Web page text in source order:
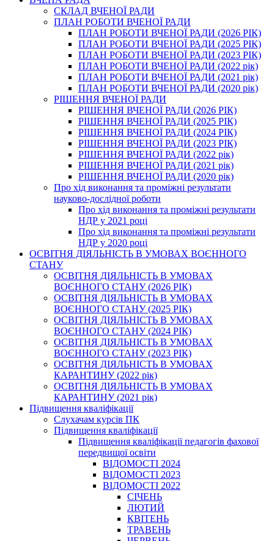
СКЛАД ВЧЕНОЇ РАДИ
ПЛАН РОБОТИ ВЧЕНОЇ РАДИ
ПЛАН РОБОТИ ВЧЕНОЇ РАДИ (2026 РІК)
ПЛАН РОБОТИ ВЧЕНОЇ РАДИ (2025 РІК)
ПЛАН РОБОТИ ВЧЕНОЇ РАДИ (2023 РІК)
ПЛАН РОБОТИ ВЧЕНОЇ РАДИ (2022 рік)
ПЛАН РОБОТИ ВЧЕНОЇ РАДИ (2021 рік)
ПЛАН РОБОТИ ВЧЕНОЇ РАДИ (2020 рік)
РІШЕННЯ ВЧЕНОЇ РАДИ
РІШЕННЯ ВЧЕНОЇ РАДИ (2026 РІК)
РІШЕННЯ ВЧЕНОЇ РАДИ (2025 РІК)
РІШЕННЯ ВЧЕНОЇ РАДИ (2024 РІК)
РІШЕННЯ ВЧЕНОЇ РАДИ (2023 РІК)
РІШЕННЯ ВЧЕНОЇ РАДИ (2022 рік)
РІШЕННЯ ВЧЕНОЇ РАДИ (2021 рік)
РІШЕННЯ ВЧЕНОЇ РАДИ (2020 рік)
Про хід виконання та проміжні результати
науково-дослідної роботи
Про хід виконання та проміжні результати
НДР у 2021 році
Про хід виконання та проміжні результати
НДР у 2020 році
ОСВІТНЯ ДІЯЛЬНІСТЬ В УМОВАХ ВОЄННОГО
СТАНУ
ОСВІТНЯ ДІЯЛЬНІСТЬ В УМОВАХ
ВОЄННОГО СТАНУ (2026 РІК)
ОСВІТНЯ ДІЯЛЬНІСТЬ В УМОВАХ
ВОЄННОГО СТАНУ (2025 РІК)
ОСВІТНЯ ДІЯЛЬНІСТЬ В УМОВАХ
ВОЄННОГО СТАНУ (2024 РІК)
ОСВІТНЯ ДІЯЛЬНІСТЬ В УМОВАХ
ВОЄННОГО СТАНУ (2023 РІК)
ОСВІТНЯ ДІЯЛЬНІСТЬ В УМОВАХ
КАРАНТИНУ (2022 рік)
ОСВІТНЯ ДІЯЛЬНІСТЬ В УМОВАХ
КАРАНТИНУ (2021 рік)
Підвищення кваліфікації
Слухачам курсів ПК
Підвищення кваліфікації
Підвищення кваліфікації педагогів фахової
передвищої освіти
ВІДОМОСТІ 2024
ВІДОМОСТІ 2023
ВІДОМОСТІ 2022
СІЧЕНЬ
ЛЮТИЙ
КВІТЕНЬ
ТРАВЕНЬ